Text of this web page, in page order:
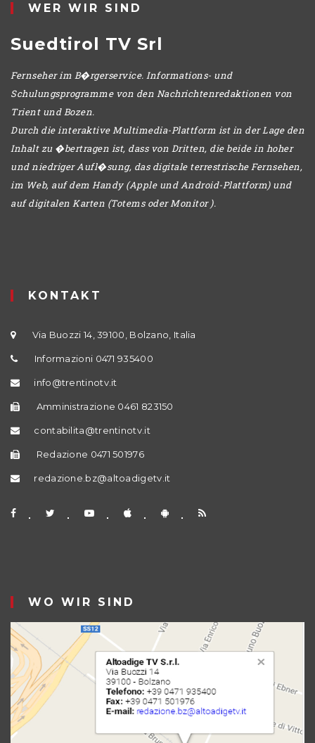
WER WIR SIND
Suedtirol TV Srl
Fernseher im B�rgerservice. Informations- und
Schulungsprogramme von den Nachrichtenredaktionen von
Trient und Bozen.
Durch die interaktive Multimedia-Plattform ist in der Lage den
Inhalt zu �bertragen ist, dass von Dritten, die beide in hoher
und niedriger Aufl�sung, das digitale terrestrische Fernsehen,
im Web, auf dem Handy (Apple und Android-Plattform) und
auf digitalen Karten (Totems oder Monitor ).
KONTAKT
Via Buozzi 14, 39100, Bolzano, Italia
Informazioni 0471 935400
info@trentinotv.it
Amministrazione 0461 823150
contabilita@trentinotv.it
Redazione 0471 501976
redazione.bz@altoadigetv.it
WO WIR SIND